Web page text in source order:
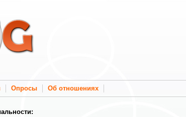
Опросы Об отношениях